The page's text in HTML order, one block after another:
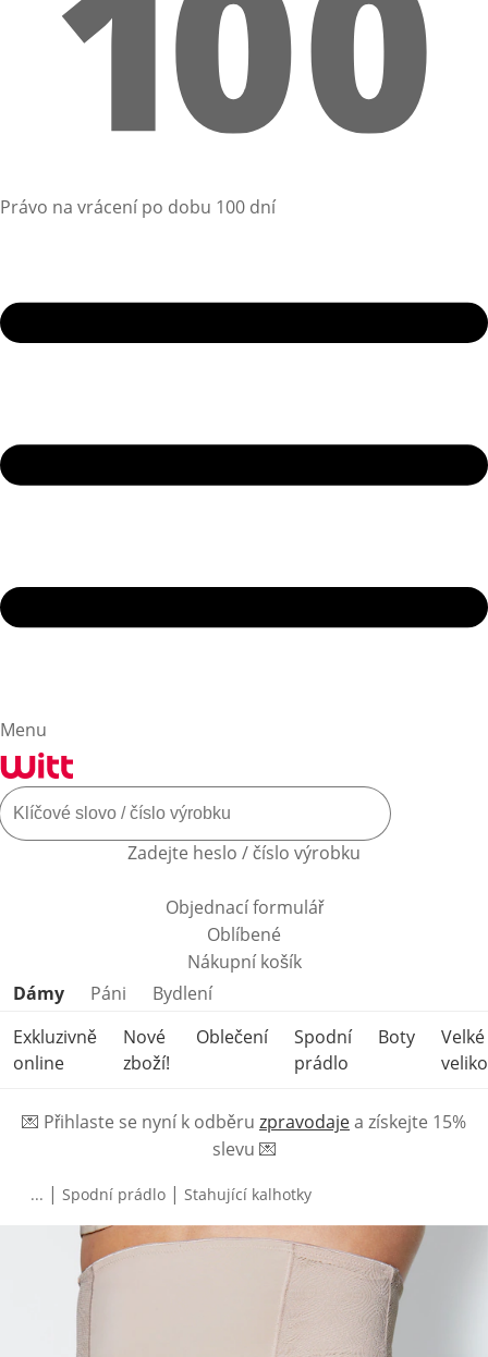
Právo na vrácení po dobu 100 dní
Menu
Zadejte heslo / číslo výrobku
Objednací formulář
Oblíbené
Nákupní košík
Přeskočit kategorie produktů
Dámy Páni
Bydlení
Exkluzivně
online
Nové
zboží!
Oblečení
Spodní
prádlo
Boty
Velké
💌 Přihlaste se nyní k odběru zpravodajea získejte 15%
slevu 💌
... | Spodní prádlo | Stahující kalhotky